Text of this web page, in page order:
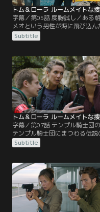
字幕／第05話 度胸試し／ある
メオという男性が海に飛び込ん
とに姿を消し、代わりに彼の親
ァンサンの遺体が浮かび上がる
り、ロメオがヴァンサンを殺し
亡したとの推理で、ローラとト
意見が珍しく合う。そんななか
場近くの岩場で大量の血痕が見
り、血液型がロメオのものと一
Subtitle
字幕／第07話 テンプル騎士団
テンプル騎士団にまつわる伝説
を探しに山に入った歴史研究者
ドレイが行方不明になる。彼女
を記録した小型カメラが川の下
見つかり、捜査チームはオドレ
助手の力を借りて彼女が向かい
な場所を絞り込み、カメラに映
いた転落場所を突き止める。
Subtitle